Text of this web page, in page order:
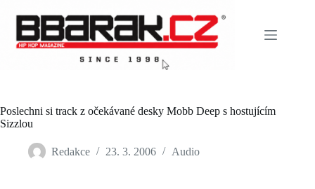
content
Poslechni si track z očekávané desky Mobb Deep s hostujícím
Sizzlou
Redakce 23. 3. 2006 Audio